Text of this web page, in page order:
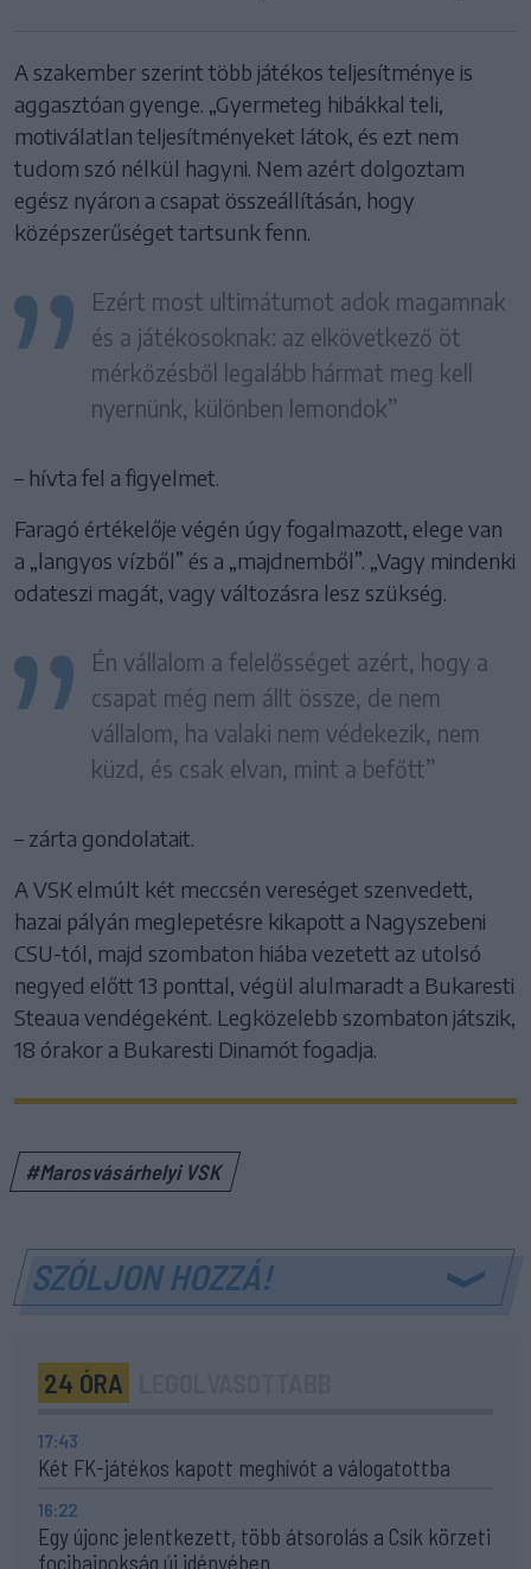
A szakember szerint több játékos teljesítménye is
aggasztóan gyenge. „Gyermeteg hibákkal teli,
motiválatlan teljesítményeket látok, és ezt nem
tudom szó nélkül hagyni. Nem azért dolgoztam
egész nyáron a csapat összeállításán, hogy
középszerűséget tartsunk fenn.
Ezért most ultimátumot adok magamnak
és a játékosoknak: az elkövetkező öt
mérkőzésből legalább hármat meg kell
nyernünk, különben lemondok”
– hívta fel a figyelmet.
Faragó értékelője végén úgy fogalmazott, elege van
a „langyos vízből” és a „majdnemből”. „Vagy mindenki
odateszi magát, vagy változásra lesz szükség.
Én vállalom a felelősséget azért, hogy a
csapat még nem állt össze, de nem
vállalom, ha valaki nem védekezik, nem
küzd, és csak elvan, mint a befőtt”
– zárta gondolatait.
A VSK elmúlt két meccsén vereséget szenvedett,
hazai pályán meglepetésre kikapott a Nagyszebeni
CSU-tól, majd szombaton hiába vezetett az utolsó
negyed előtt 13 ponttal, végül alulmaradt a Bukaresti
Steaua vendégeként. Legközelebb szombaton játszik,
18 órakor a Bukaresti Dinamót fogadja.
#Marosvásárhelyi VSK
SZÓLJON HOZZÁ!
24 ÓRA
17:43
Két FK-játékos kapott meghívót a válogatottba
16:22
Egy újonc jelentkezett, több átsorolás a Csík körzeti
focibajnokság új idényében